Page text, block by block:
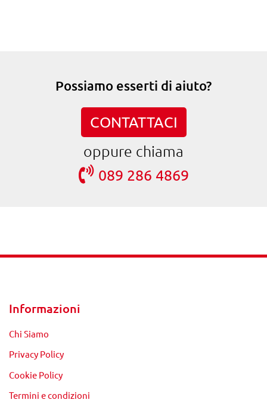
Possiamo esserti di aiuto?
CONTATTACI
oppure chiama
089 286 4869
Informazioni
Chi Siamo
Privacy Policy
Cookie Policy
Termini e condizioni